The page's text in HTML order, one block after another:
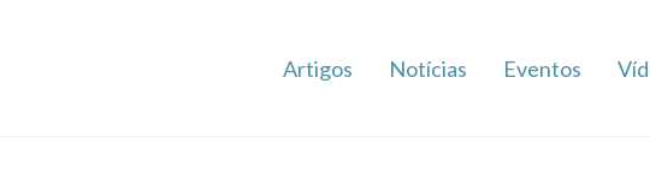
Artigos Notícias Eventos